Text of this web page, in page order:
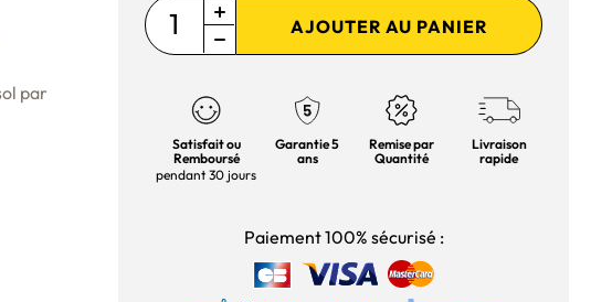
par
AJOUTER AU PANIER
Satisfait ou
Remboursé
pendant 30 jours
Garantie 5
ans
Remise par
Quantité
Livraison
rapide
Paiement 100% sécurisé :